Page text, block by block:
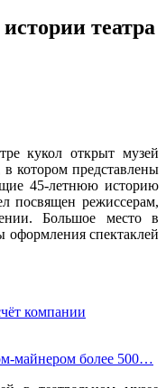
театра
кукол открыт музей
в котором представлены
45-летнюю историю
посвящен режиссерам,
Большое место в
спектаклей
компании
майнером более 500…